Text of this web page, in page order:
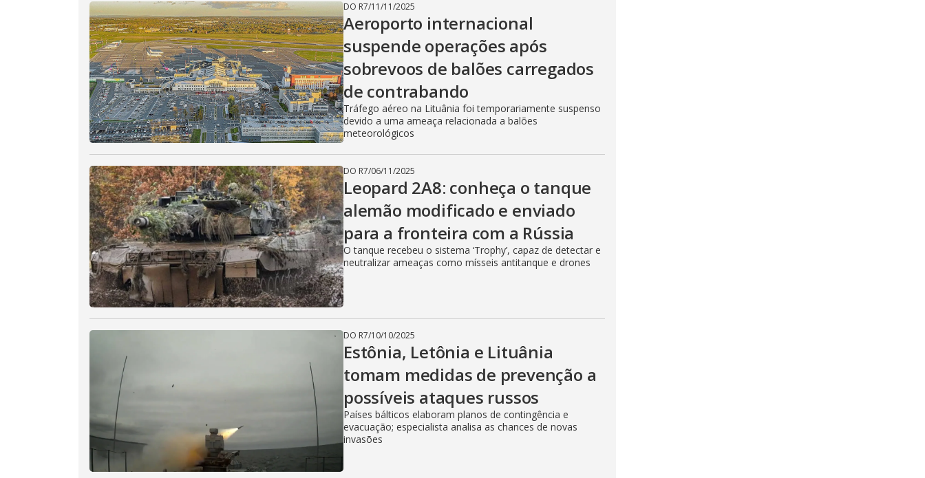
DO R7/11/11/2025
Aeroporto internacional
suspende operações após
sobrevoos de balões carregados
de contrabando
Tráfego aéreo na Lituânia foi temporariamente suspenso
devido a uma ameaça relacionada a balões
meteorológicos
DO R7/06/11/2025
Leopard 2A8: conheça o tanque
alemão modificado e enviado
para a fronteira com a Rússia
O tanque recebeu o sistema ‘Trophy’, capaz de detectar e
neutralizar ameaças como mísseis antitanque e drones
DO R7/10/10/2025
Estônia, Letônia e Lituânia
tomam medidas de prevenção a
possíveis ataques russos
Países bálticos elaboram planos de contingência e
evacuação; especialista analisa as chances de novas
invasões